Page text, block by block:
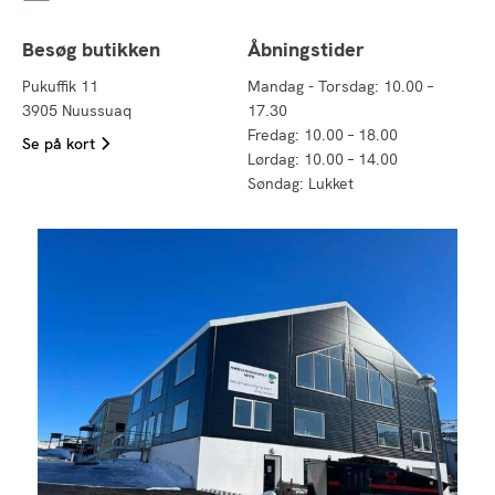
Besøg butikken
Pukuffik 11
3905 Nuussuaq
Se på kort
Åbningstider
Mandag - Torsdag: 10.00 –
17.30
Fredag: 10.00 – 18.00
Lørdag: 10.00 – 14.00
Søndag: Lukket